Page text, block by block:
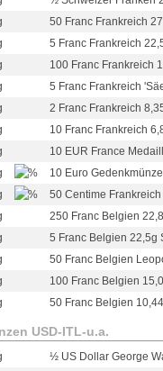
50 Franc Frankreich
5 Franc Frankreich
100 Franc Frankreich
5 Franc Frankreich
2 Franc Frankreich
10 Franc Frankreich
10 EUR France
10 Euro
50 Centime
250 Franc Belgien
5 Franc Belgien 22,5g
50 Franc Belgien
100 Franc Belgien
50 Franc Belgien
USD-ITL-u.a.
½ US Dollar George